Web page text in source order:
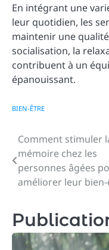
En intégrant une
leur quotidien, les
maintenir une qualité
socialisation, la
contribuent à un
épanouissant.
BIEN-ÊTRE
Navigation
de
l’article
Comment stimuler
mémoire chez les
personnes âgées
améliorer leur bien-